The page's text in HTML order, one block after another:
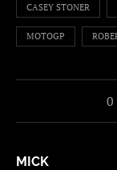
CASEY STONER
MOTOGP
0
MICK